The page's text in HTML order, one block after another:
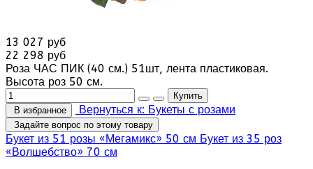
13 027 руб
22 298 руб
Роза ЧАС ПИК (40 см.) 51шт, лента пластиковая.
Высота роз 50 см.
В избранное Вернуться к: Букеты с розами
Задайте вопрос по этому товару
Букет из 51 розы «Мегамикс» 50 см Букет из 35 роз
«Волшебство» 70 см